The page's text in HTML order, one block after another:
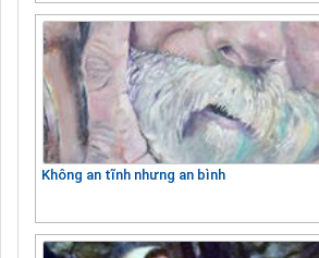
Không an tĩnh nhưng an bình